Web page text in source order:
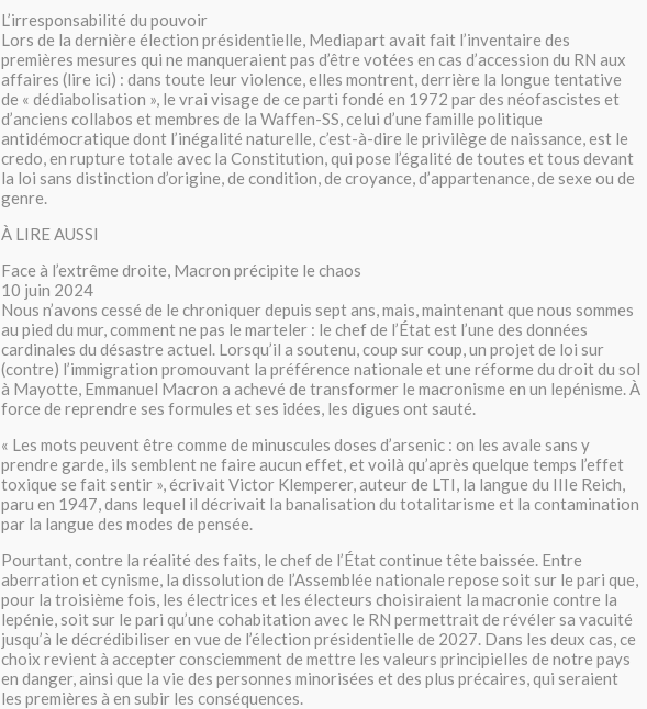
L’irresponsabilité du pouvoir
Lors de la dernière élection présidentielle, Mediapart avait fait l’inventaire des
premières mesures qui ne manqueraient pas d’être votées en cas d’accession du RN aux
affaires (lire ici) : dans toute leur violence, elles montrent, derrière la longue tentative
de « dédiabolisation », le vrai visage de ce parti fondé en 1972 par des néofascistes et
d’anciens collabos et membres de la Waffen-SS, celui d’une famille politique
antidémocratique dont l’inégalité naturelle, c’est-à-dire le privilège de naissance, est le
credo, en rupture totale avec la Constitution, qui pose l’égalité de toutes et tous devant
la loi sans distinction d’origine, de condition, de croyance, d’appartenance, de sexe ou de
genre.
À LIRE AUSSI
Face à l’extrême droite, Macron précipite le chaos
10 juin 2024
Nous n’avons cessé de le chroniquer depuis sept ans, mais, maintenant que nous sommes
au pied du mur, comment ne pas le marteler : le chef de l’État est l’une des données
cardinales du désastre actuel. Lorsqu’il a soutenu, coup sur coup, un projet de loi sur
(contre) l’immigration promouvant la préférence nationale et une réforme du droit du sol
à Mayotte, Emmanuel Macron a achevé de transformer le macronisme en un lepénisme. À
force de reprendre ses formules et ses idées, les digues ont sauté.
« Les mots peuvent être comme de minuscules doses d’arsenic : on les avale sans y
prendre garde, ils semblent ne faire aucun effet, et voilà qu’après quelque temps l’effet
toxique se fait sentir », écrivait Victor Klemperer, auteur de LTI, la langue du IIIe Reich,
paru en 1947, dans lequel il décrivait la banalisation du totalitarisme et la contamination
par la langue des modes de pensée.
Pourtant, contre la réalité des faits, le chef de l’État continue tête baissée. Entre
aberration et cynisme, la dissolution de l’Assemblée nationale repose soit sur le pari que,
pour la troisième fois, les électrices et les électeurs choisiraient la macronie contre la
lepénie, soit sur le pari qu’une cohabitation avec le RN permettrait de révéler sa vacuité
jusqu’à le décrédibiliser en vue de l’élection présidentielle de 2027. Dans les deux cas, ce
choix revient à accepter consciemment de mettre les valeurs principielles de notre pays
en danger, ainsi que la vie des personnes minorisées et des plus précaires, qui seraient
les premières à en subir les conséquences.